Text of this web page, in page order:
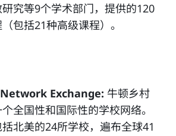
究等9个学术部门，提供的120
包括21种高级课程）。
Exchange: 牛顿乡村
全国性和国际性的学校网络。
北美的24所学校，遍布全球41